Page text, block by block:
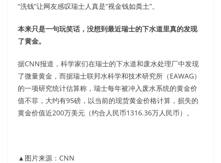
“洗钱”让网友感叹瑞士人真是“视金钱如粪土”。
本来只是一句玩笑话，没想到最近瑞士的下水道里真的发现
了黄金。
据CNN报道，科学家们在瑞士的下水道和废水处理厂中发现
了微量黄金，而据瑞士联邦水科学和技术研究所（EAWAG）
的一项研究统计估算称，瑞士每年被冲入废水系统的黄金价
值不菲，大约有95磅，以当前的现货黄金价格计算，损失的
黄金价值近200万美元（约合人民币1316.36万人民币）。
▲图片来源：CNN